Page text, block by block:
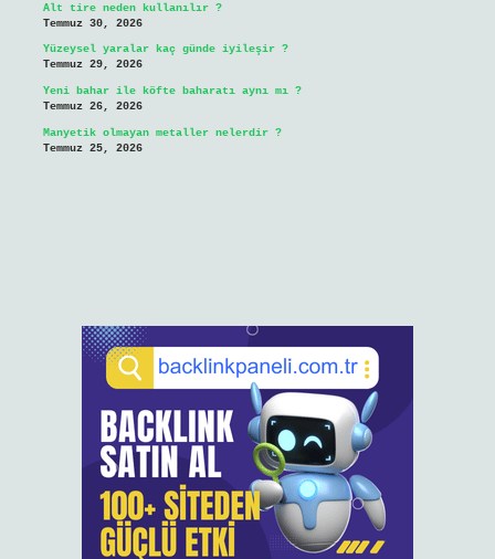
Alt tire neden kullanılır ?
Temmuz 30, 2026
Yüzeysel yaralar kaç günde iyileşir ?
Temmuz 29, 2026
Yeni bahar ile köfte baharatı aynı mı ?
Temmuz 26, 2026
Manyetik olmayan metaller nelerdir ?
Temmuz 25, 2026